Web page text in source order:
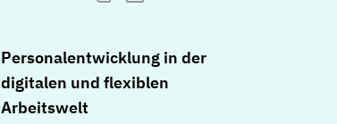
Personalentwicklung in der
digitalen und flexiblen
Arbeitswelt